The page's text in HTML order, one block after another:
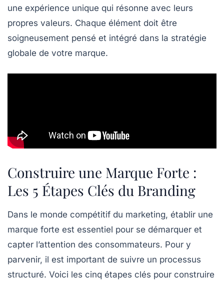
une expérience unique qui résonne avec leurs
propres valeurs. Chaque élément doit être
soigneusement pensé et intégré dans la stratégie
globale de votre marque.
Construire une Marque Forte :
Les 5 Étapes Clés du Branding
Dans le monde compétitif du marketing, établir une
marque forte est essentiel pour se démarquer et
capter l’attention des consommateurs. Pour y
parvenir, il est important de suivre un processus
structuré. Voici les cinq étapes clés pour construire